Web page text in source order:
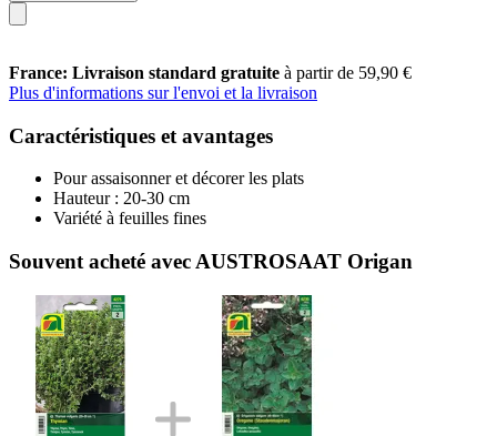
France: Livraison standard gratuite à partir de 59,90 €
Plus d'informations sur l'envoi et la livraison
Caractéristiques et avantages
Pour assaisonner et décorer les plats
Hauteur : 20-30 cm
Variété à feuilles fines
Souvent acheté avec AUSTROSAAT Origan